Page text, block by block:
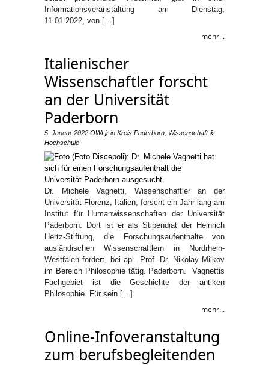
Informationsveranstaltung am Dienstag,
11.01.2022, von […]
mehr...
Italienischer
Wissenschaftler forscht
an der Universität
Paderborn
5. Januar 2022 OWLjr in Kreis Paderborn Wissenschaft &
Hochschule
Dr. Michele Vagnetti, Wissenschaftler an der
Universität Florenz, Italien, forscht ein Jahr lang am
Institut für Humanwissenschaften der Universität
Paderborn. Dort ist er als Stipendiat der Heinrich
Hertz-Stiftung, die Forschungsaufenthalte von
ausländischen Wissenschaftlern in Nordrhein-
Westfalen fördert, bei apl. Prof. Dr. Nikolay Milkov
im Bereich Philosophie tätig. Paderborn. Vagnettis
Fachgebiet ist die Geschichte der antiken
Philosophie. Für sein […]
mehr...
Online-Infoveranstaltung
zum berufsbegleitenden